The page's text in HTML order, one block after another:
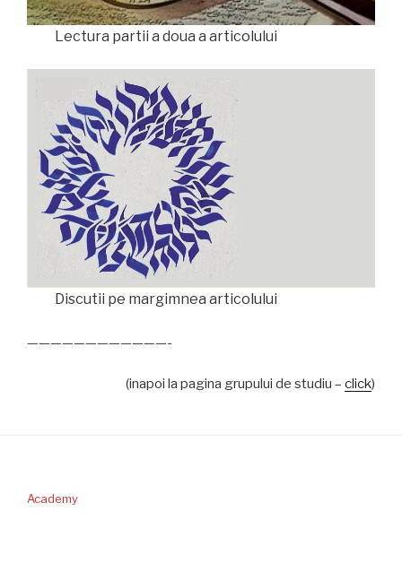
Lectura partii a doua a articolului
Discutii pe margimnea articolului
————————————-
(inapoi la pagina grupului de studiu – click)
Academy